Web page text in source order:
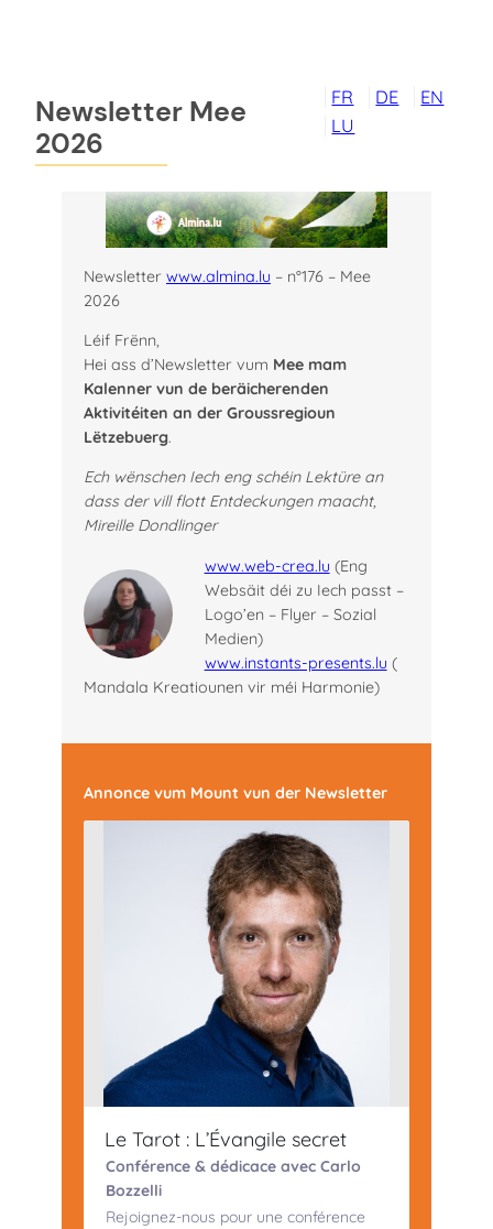
wechseln
Newsletter Mee
2026
FR DE
EN
LU
Newsletter www.almina.lu – n°176 – Mee
2026
Léif Frënn,
Hei ass d’Newsletter vum Mee mam
Kalenner vun de beräicherenden
Aktivitéiten an der Groussregioun
Lëtzebuerg.
Ech wënschen Iech eng schéin Lektüre an
dass der vill flott Entdeckungen maacht,
Mireille Dondlinger
www.web-crea.lu (Eng
Websäit déi zu Iech passt –
Logo’en – Flyer – Sozial
Medien)
www.instants-presents.lu (
Mandala Kreatiounen vir méi Harmonie)
Annonce vum Mount vun der Newsletter
Le Tarot : L’Évangile secret
Conférence & dédicace avec Carlo
Bozzelli
Rejoignez-nous pour une conférence